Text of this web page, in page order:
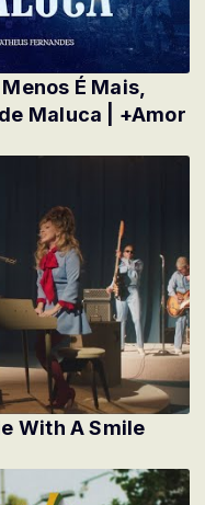
É Mais,
Maluca | +Amor
With A Smile